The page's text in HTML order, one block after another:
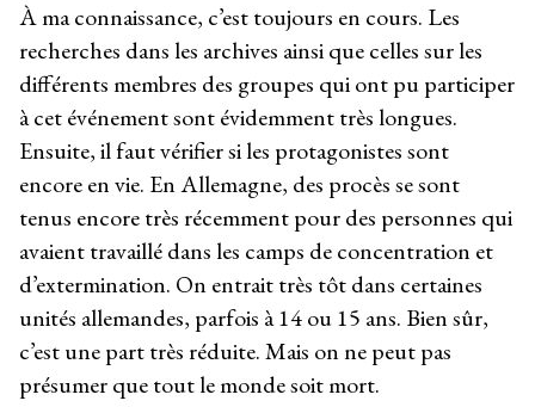
À ma connaissance, c’est toujours en cours. Les
recherches dans les archives ainsi que celles sur les
différents membres des groupes qui ont pu participer
à cet événement sont évidemment très longues.
Ensuite, il faut vérifier si les protagonistes sont
encore en vie. En Allemagne, des procès se sont
tenus encore très récemment pour des personnes qui
avaient travaillé dans les camps de concentration et
d’extermination. On entrait très tôt dans certaines
unités allemandes, parfois à 14 ou 15 ans. Bien sûr,
c’est une part très réduite. Mais on ne peut pas
présumer que tout le monde soit mort.